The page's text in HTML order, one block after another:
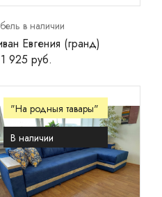
в наличии
Евгения (гранд)
925 руб.
"На родныя тавары"
В наличии